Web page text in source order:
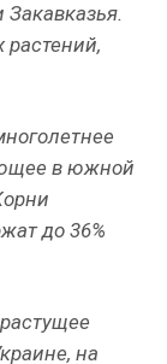
Закавказья.
растений,
в южной
до 36%
на